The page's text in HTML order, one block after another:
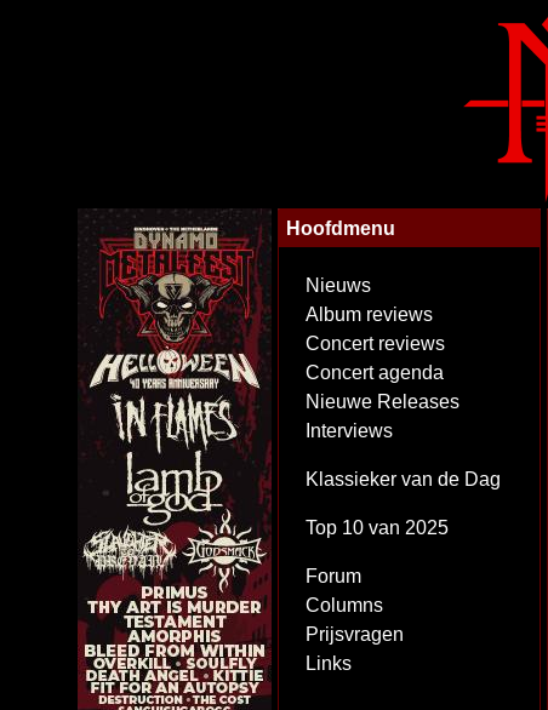
Hoofdmenu
Nieuws
Album reviews
Concert reviews
Concert agenda
Nieuwe Releases
Interviews
Klassieker van de Dag
Top 10 van 2025
Forum
Columns
Prijsvragen
Links